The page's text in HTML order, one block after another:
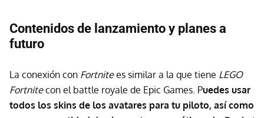
Contenidos de lanzamiento y planes a
futuro
La conexión con Fortnitees similar a la que tiene LEGO
Fortnitecon el battle royale de Epic Games. Puedes usar
todos los skins de los avatares para tu piloto, así como